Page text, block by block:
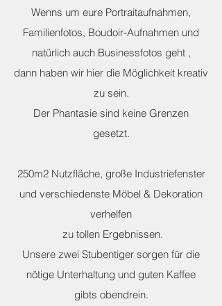
Wenns um eure Portraitaufnahmen,
Familienfotos, Boudoir-Aufnahmen und
natürlich auch Businessfotos geht ,
dann haben wir hier die Möglichkeit kreativ
zu sein.
Der Phantasie sind keine Grenzen
gesetzt.
250m2 Nutzfläche, große Industriefenster
und verschiedenste Möbel & Dekoration
verhelfen
zu tollen Ergebnissen.
Unsere zwei Stubentiger sorgen für die
nötige Unterhaltung und guten Kaffee
gibts obendrein.